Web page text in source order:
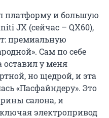
платформу и большую
JX (сейчас – QX60),
премиальную
Сам по себе
оставил у меня
но щедрой, и эта
«Пасфайндеру». Это
салона, и
электропривод